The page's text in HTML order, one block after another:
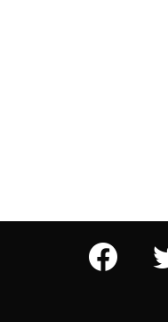
facebook